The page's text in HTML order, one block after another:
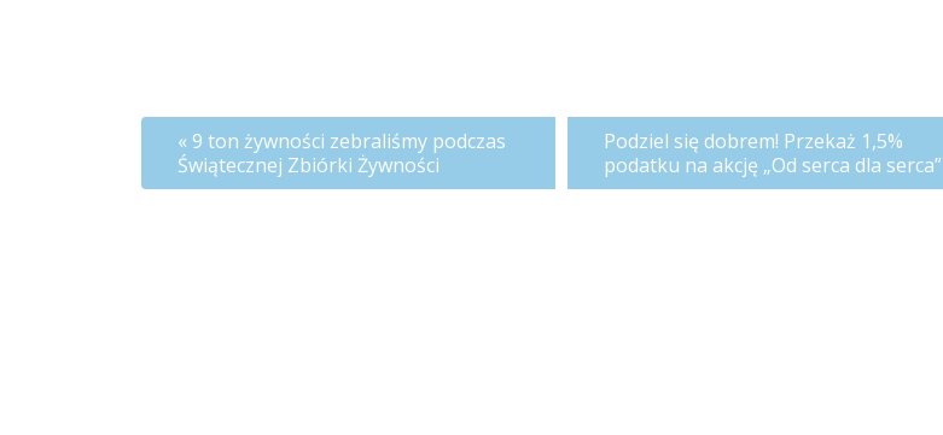
9 ton żywności zebraliśmy podczas
Świątecznej Zbiórki Żywności
Podziel się dobrem! Przekaż 1,5%
podatku na akcję „Od serca dla serca”